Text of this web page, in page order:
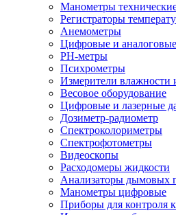
Манометры
Регистраторы
Анемометры
Цифровые и
PH-метры
Психрометры
Измерители влажности
Весовое оборудование
Цифровые и лазерные
Дозиметр-радиометр
Спектроколориметры
Спектрофотометры
Видеоскопы
Расходомеры жидкости
Анализаторы дымовых
Манометры цифровые
Приборы для контроля